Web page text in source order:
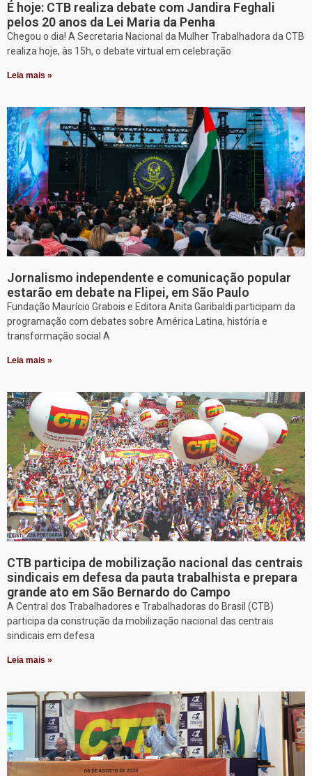
É hoje: CTB realiza debate com Jandira Feghali
pelos 20 anos da Lei Maria da Penha
Chegou o dia! A Secretaria Nacional da Mulher Trabalhadora da CTB
realiza hoje, às 15h, o debate virtual em celebração
Leia mais »
Jornalismo independente e comunicação popular
estarão em debate na Flipei, em São Paulo
Fundação Maurício Grabois e Editora Anita Garibaldi participam da
programação com debates sobre América Latina, história e
transformação social A
Leia mais »
CTB participa de mobilização nacional das centrais
sindicais em defesa da pauta trabalhista e prepara
grande ato em São Bernardo do Campo
A Central dos Trabalhadores e Trabalhadoras do Brasil (CTB)
participa da construção da mobilização nacional das centrais
sindicais em defesa
Leia mais »